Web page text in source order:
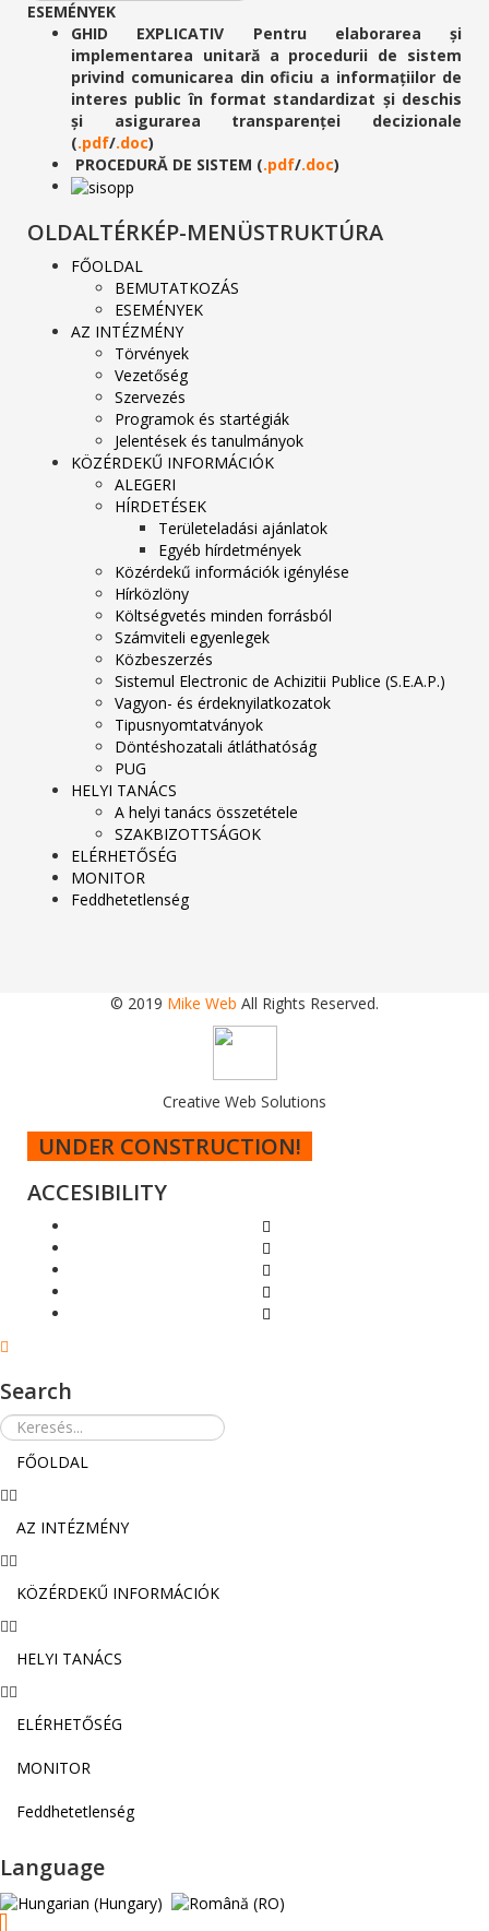
ESEMÉNYEK
GHID EXPLICATIV Pentru elaborarea și
implementarea unitară a procedurii de sistem
privind comunicarea din oficiu a informațiilor de
interes public în format standardizat și deschis
și asigurarea transparenței decizionale
(.pdf/.doc)
PROCEDURĂ DE SISTEM (.pdf/.doc)
OLDALTÉRKÉP-MENÜSTRUKTÚRA
FŐOLDAL
BEMUTATKOZÁS
ESEMÉNYEK
AZ INTÉZMÉNY
Törvények
Vezetőség
Szervezés
Programok és startégiák
Jelentések és tanulmányok
KÖZÉRDEKŰ INFORMÁCIÓK
ALEGERI
HÍRDETÉSEK
Területeladási ajánlatok
Egyéb hírdetmények
Közérdekű információk igénylése
Hírközlöny
Költségvetés minden forrásból
Számviteli egyenlegek
Közbeszerzés
Sistemul Electronic de Achizitii Publice (S.E.A.P.)
Vagyon- és érdeknyilatkozatok
Tipusnyomtatványok
Döntéshozatali átláthatóság
PUG
HELYI TANÁCS
A helyi tanács összetétele
SZAKBIZOTTSÁGOK
ELÉRHETŐSÉG
MONITOR
Feddhetetlenség
© 2019 Mike Web All Rights Reserved.
Creative Web Solutions
UNDER CONSTRUCTION!
ACCESIBILITY
Search
FŐOLDAL
AZ INTÉZMÉNY
KÖZÉRDEKŰ INFORMÁCIÓK
HELYI TANÁCS
ELÉRHETŐSÉG
MONITOR
Feddhetetlenség
Language